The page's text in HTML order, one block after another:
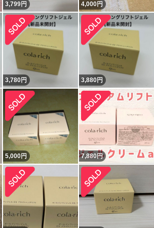
3,799円 4,000円
3,780円 3,880円
5,000円 7,880 円